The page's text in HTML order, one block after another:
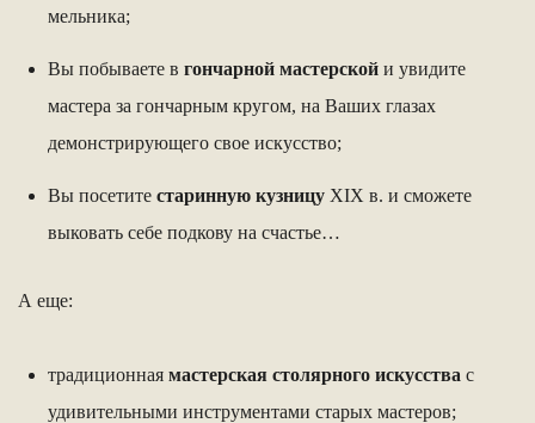
мельника;
Вы побываете в гончарной мастерской и увидите
мастера за гончарным кругом, на Ваших глазах
демонстрирующего свое искусство;
Вы посетите старинную кузницу XIX в. и сможете
выковать себе подкову на счастье…
А еще:
традиционная мастерская столярного искусства с
удивительными инструментами старых мастеров;